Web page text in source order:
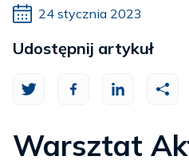
24 stycznia 2023
Warsztat
Udostępnij artykuł